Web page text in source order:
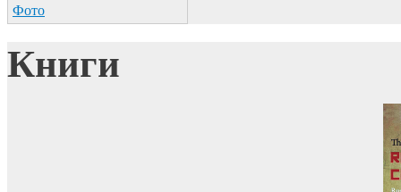
Фото
Книги